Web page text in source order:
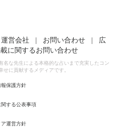
運営会社 | お問い合わせ |
広
に関するお問い合わせ
名な先生による本格的な占いまで充実したコン
せに貢献するメディアです。
報保護方針
する公表事項
ア運営方針